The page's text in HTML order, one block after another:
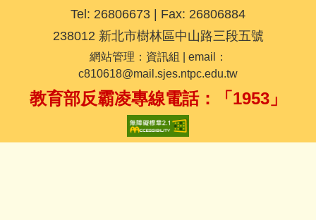
Tel: 26806673 | Fax: 26806884
238012 新北市樹林區中山路三段五號
網站管理：資訊組 | email：
c810618@mail.sjes.ntpc.edu.tw
教育部反霸凌專線電話：「1953」